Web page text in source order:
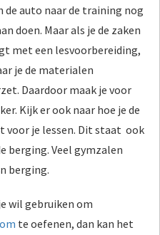
de auto naar de training nog
doen. Maar als je de zaken
met een lesvoorbereiding,
je de materialen
Daardoor maak je voor
Kijk er ook naar hoe je de
voor je lessen. Dit staat ook
berging. Veel gymzalen
berging.
wil gebruiken om
te oefenen, dan kan het